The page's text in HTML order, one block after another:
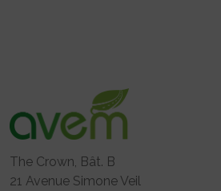
The Crown, Bât. B
21 Avenue Simone Veil